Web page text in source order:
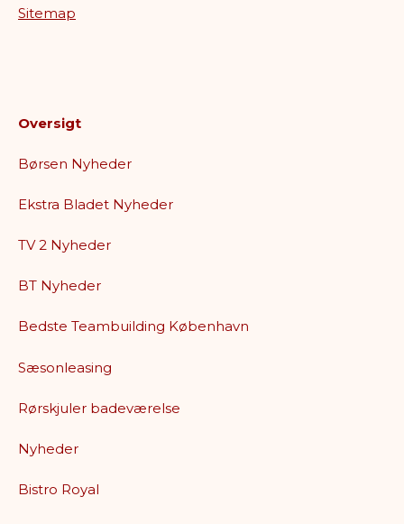
Sitemap
Oversigt
Børsen Nyheder
Ekstra Bladet Nyheder
TV 2 Nyheder
BT Nyheder
Bedste Teambuilding København
Sæsonleasing
Rørskjuler badeværelse
Nyheder
Bistro Royal